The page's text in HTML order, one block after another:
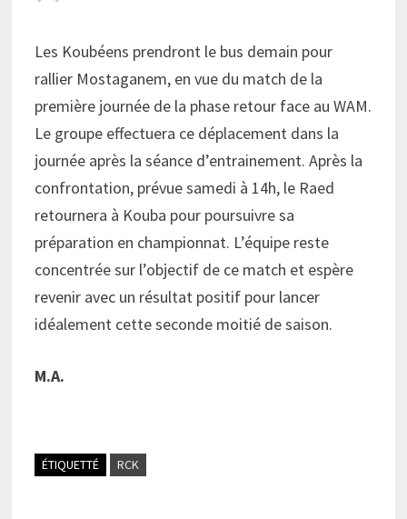
Les Koubéens prendront le bus demain pour
rallier Mostaganem, en vue du match de la
première journée de la phase retour face au WAM.
Le groupe effectuera ce déplacement dans la
journée après la séance d’entrainement. Après la
confrontation, prévue samedi à 14h, le Raed
retournera à Kouba pour poursuivre sa
préparation en championnat. L’équipe reste
concentrée sur l’objectif de ce match et espère
revenir avec un résultat positif pour lancer
idéalement cette seconde moitié de saison.
M.A.
ÉTIQUETTÉ RCK